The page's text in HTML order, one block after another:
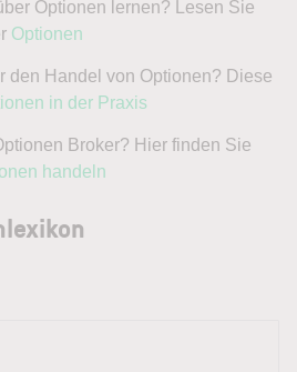
Optionen lernen? Lesen Sie
Optionen
den Handel von Optionen? Diese
in der Praxis
Broker? Hier finden Sie
handeln